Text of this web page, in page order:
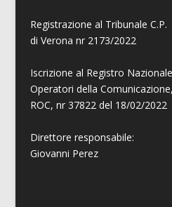
Registrazione al Tribunale C.P.
di Verona nr 2173/2022
Iscrizione al Registro Nazionale
Operatori della Comunicazione,
ROC, nr 37822 del 18/02/2022
Direttore responsabile:
Giovanni Perez